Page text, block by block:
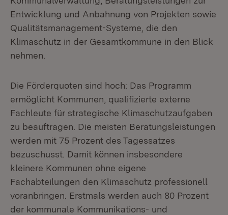
Entwicklung und Anbahnung von Projekten sowie
Qualitätsmanagement-Systeme, die den
Klimaschutz in der Gesamtkommune in den Blick
nehmen.
Die Förderquoten sind hoch: Das Programm
ermöglicht Kommunen, qualifizierte externe
Fachleute für strategische Klimaschutzaufgaben
zu beauftragen. Die meisten Beratungsleistungen
werden mit 75 Prozent des Tagessatzes
bezuschusst. Damit können insbesondere
kleinere Kommunen ohne eigene
Fachabteilungen den Klimaschutz professionell
voranbringen. Erstmals werden auch 80 Prozent
der kommunale Kommunikations- und